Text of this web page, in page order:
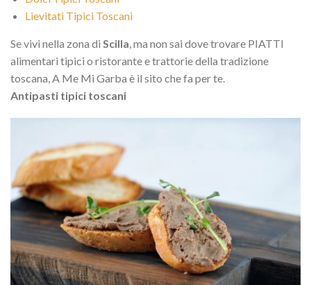
Lievitati Tipici Toscani
Se vivi nella zona di Scilla , ma non sai dove trovare PIATTI
alimentari tipici o ristorante e trattorie della tradizione
toscana, A Me Mi Garba è il sito che fa per te.
Antipasti tipici toscani